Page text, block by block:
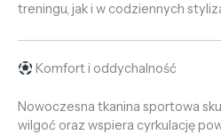
treningu, jak i w codziennych
Komfort i oddychalność
Nowoczesna tkanina sportowa
wilgoć oraz wspiera cyrkulację